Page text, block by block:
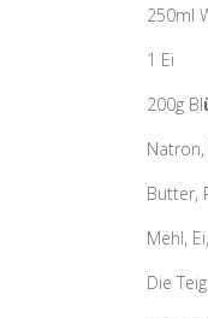
250ml
1 Ei
200g Bl
Butter,
Mehl,
Die